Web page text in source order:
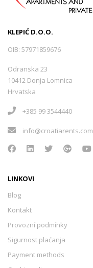
KLEPIĆ D.O.O.
OIB: 57971859676
Odranska 23
10412 Donja Lomnica
Hrvatska
+385 99 3544440
info@croatiarents.com
LINKOVI
Blog
Kontakt
Provozní podmínky
Sigurnost plaćanja
Payment methods